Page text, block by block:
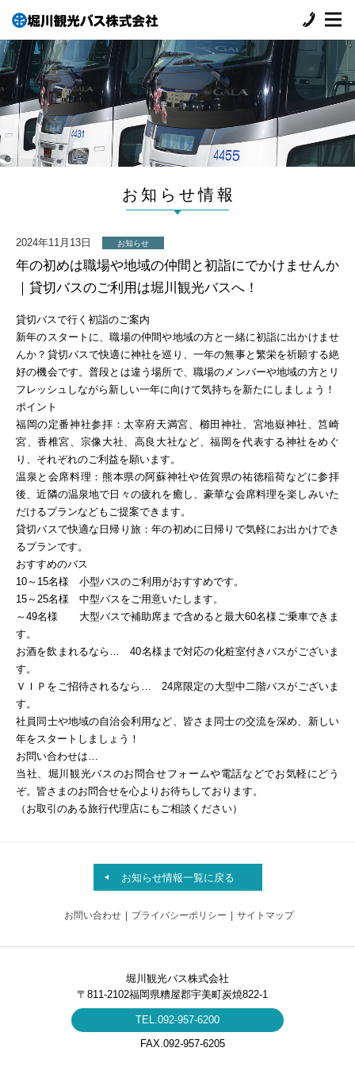
お知らせ情報
2024年11月13日 お知らせ
年の初めは職場や地域の仲間と初詣にでかけませんか
｜貸切バスのご利用は堀川観光バスへ！
貸切バスで行く初詣のご案内
新年のスタートに、職場の仲間や地域の方と一緒に初詣に出かけませ
んか？貸切バスで快適に神社を巡り、一年の無事と繁栄を祈願する絶
好の機会です。普段とは違う場所で、職場のメンバーや地域の方とリ
フレッシュしながら新しい一年に向けて気持ちを新たにしましょう！
ポイント
福岡の定番神社参拝 ：太宰府天満宮、櫛田神社、宮地嶽神社、筥崎
宮、香椎宮、宗像大社、高良大社など、福岡を代表する神社をめぐ
り、それぞれのご利益を願います。
温泉と会席料理 ：熊本県の阿蘇神社や佐賀県の祐徳稲荷などに参拝
後、近隣の温泉地で日々の疲れを癒し、豪華な会席料理を楽しみいた
だけるプランなどもご提案できます。
貸切バスで快適な日帰り旅 ：年の初めに日帰りで気軽にお出かけでき
るプランです。
おすすめのバス
10～15名様 小型バスのご利用がおすすめです。
15～25名様 中型バスをご用意いたします。
～49名様 大型バスで補助席まで含めると最大60名様ご乗車できま
す。
お酒を飲まれるなら… 40名様まで対応の化粧室付きバスがございま
す。
ＶＩＰをご招待されるなら… 24席限定の大型中二階バスがございま
す。
社員同士や地域の自治会利用など、皆さま同士の交流を深め、新しい
年をスタートしましょう！
お問い合わせは…
当社、堀川観光バスのお問合せフォームや電話などでお気軽にどう
ぞ。皆さまのお問合せを心よりお待ちしております。
（お取引のある旅行代理店にもご相談ください）
お知らせ情報一覧に戻る
お問い合わせ プライバシーポリシー サイトマップ
堀川観光バス株式会社
〒811-2102福岡県糟屋郡宇美町炭焼822-1
TEL.092-957-6200
FAX.092-957-6205